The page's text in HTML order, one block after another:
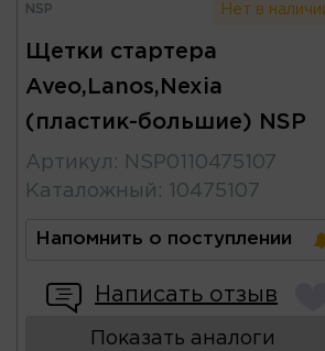
NSP Нет в
Щетки стартера
Aveo,Lanos,Nexia
(пластик-большие) NSP
Артикул :
NSP0110475107
Каталожный : 10475107
Напомнить о поступлении
Написать отзыв
Показать аналоги